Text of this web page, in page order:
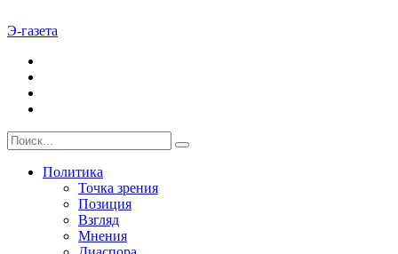
Э-газета
Политика
Точка зрения
Позиция
Взгляд
Мнения